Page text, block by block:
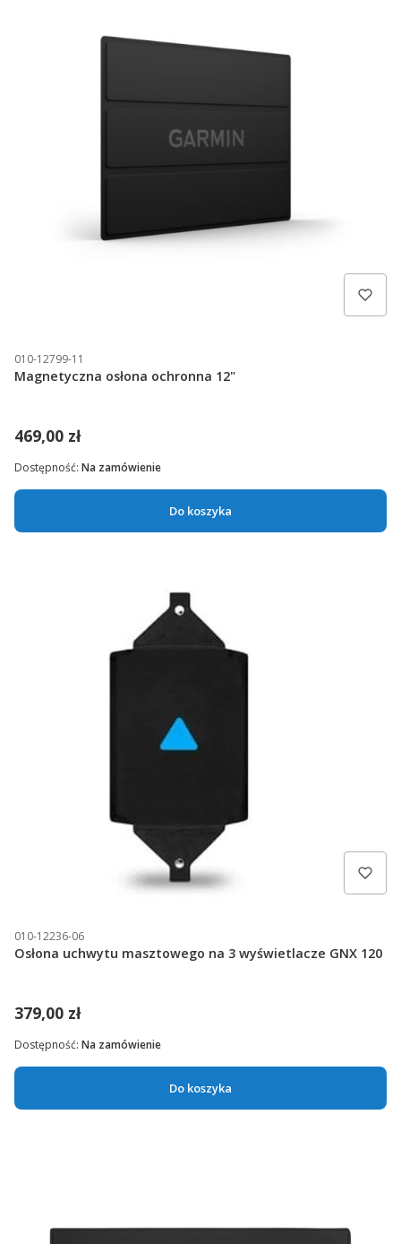
SKLEPY TRIGAR
010-12799-11
Magnetyczna osłona ochronna 12"
469,00 zł
Do koszyka
Dostępność: Na zamówienie
010-12236-06
Osłona uchwytu masztowego na 3 wyświetlacze GNX 120
379,00 zł
Do koszyka
Dostępność: Na zamówienie